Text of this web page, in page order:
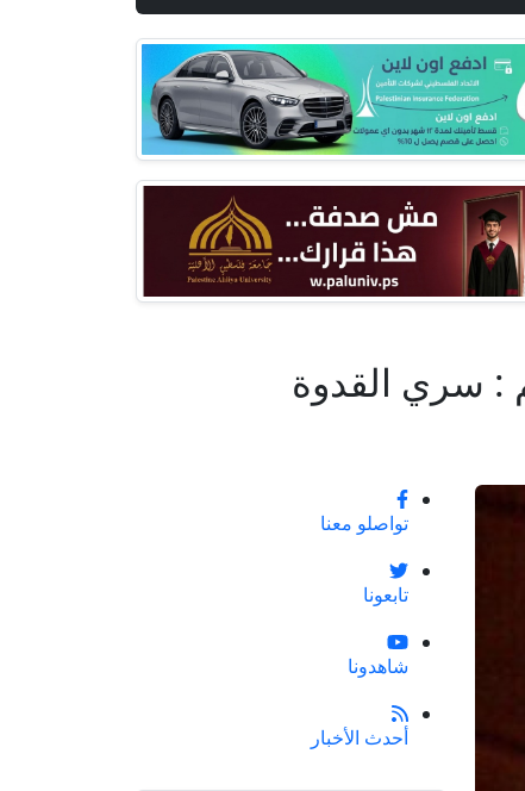
: سري القدوة
تواصلو معنا
تابعونا
شاهدونا
أحدث الأخبار